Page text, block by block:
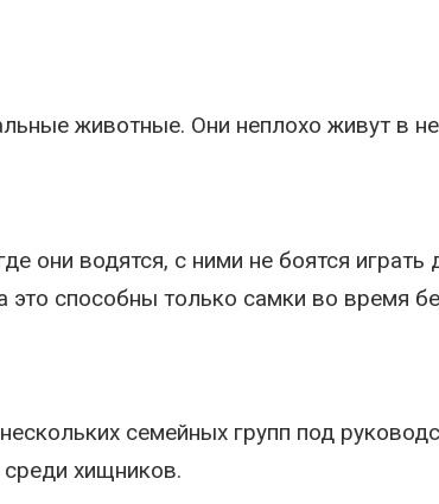
животные. Они неплохо живут в
они водятся, с ними не боятся
это способны только самки во время
семейных групп под
хищников.